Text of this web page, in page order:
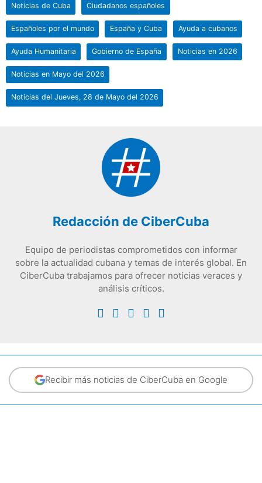
Noticias de Cuba Ciudadanos españoles
Españoles por el mundo España y Cuba Ayuda a cubanos
Ayuda Humanitaria Gobierno de España Noticias en 2026
Noticias en Mayo del 2026
Noticias del Jueves, 28 de Mayo del 2026
Redacción de CiberCuba
Equipo de periodistas comprometidos con informar
sobre la actualidad cubana y temas de interés global. En
CiberCuba trabajamos para ofrecer noticias veraces y
análisis críticos.
Recibir más noticias de CiberCuba en Google